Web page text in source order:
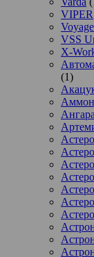
VIPER
VSS
X-
(1)
Ангара